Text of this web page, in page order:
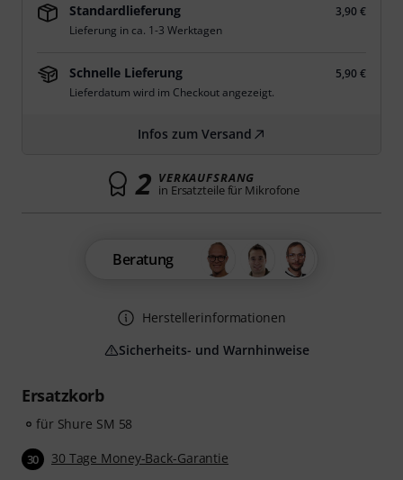
Ersatzkorb
für Shure SM 58
30 30 Tage Money-Back-Garantie
Standardlieferung
3,90 €
Lieferung in ca. 1-3 Werktagen
Schnelle Lieferung
5,90 €
Lieferdatum wird im Checkout angezeigt.
Infos zum Versand
2 VERKAUFSRANG
in Ersatzteile für Mikrofone
Beratung
Herstellerinformationen
Sicherheits- und Warnhinweise